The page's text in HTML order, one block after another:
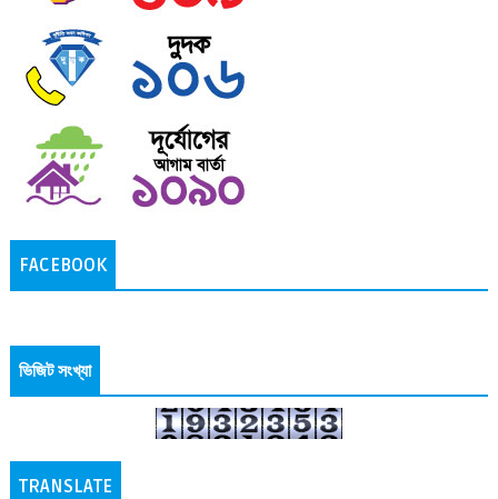
FACEBOOK
ভিজিট সংখ্যা
TRANSLATE